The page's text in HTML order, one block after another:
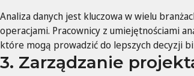
Analiza danych jest kluczowa w wielu
operacjami. Pracownicy z umiejętnościami
które mogą prowadzić do lepszych decyzji
3. Zarządzanie